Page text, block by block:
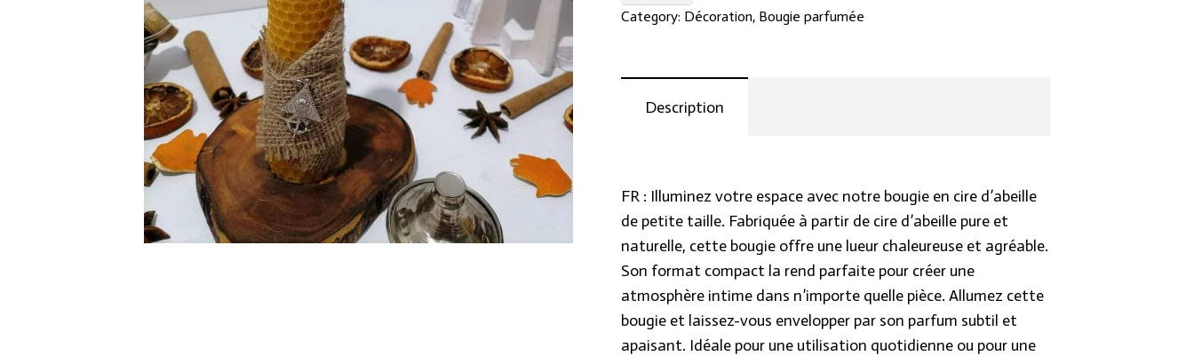
cire
format
Category: Décoration, Bougie parfumée
Description
FR : Illuminez votre espace avec notre bougie en cire d’abeille
de petite taille. Fabriquée à partir de cire d’abeille pure et
naturelle, cette bougie offre une lueur chaleureuse et agréable.
Son format compact la rend parfaite pour créer une
atmosphère intime dans n’importe quelle pièce. Allumez cette
bougie et laissez-vous envelopper par son parfum subtil et
apaisant. Idéale pour une utilisation quotidienne ou pour une